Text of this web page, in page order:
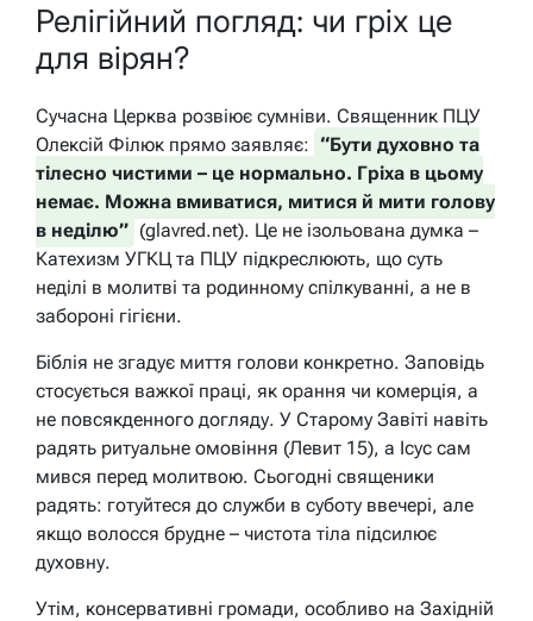
Релігійний погляд: чи гріх це
для вірян?
Сучасна Церква розвіює сумніви. Священник ПЦУ
Олексій Філюк прямо заявляє: “Бути духовно та
тілесно чистими – це нормально. Гріха в цьому
немає. Можна вмиватися, митися й мити голову
в неділю” (glavred.net). Це не ізольована думка –
Катехизм УГКЦ та ПЦУ підкреслюють, що суть
неділі в молитві та родинному спілкуванні, а не в
забороні гігієни.
Біблія не згадує миття голови конкретно. Заповідь
стосується важкої праці, як орання чи комерція, а
не повсякденного догляду. У Старому Завіті навіть
радять ритуальне омовіння (Левит 15), а Ісус сам
мився перед молитвою. Сьогодні священики
радять: готуйтеся до служби в суботу ввечері, але
якщо волосся брудне – чистота тіла підсилює
духовну.
Утім, консервативні громади, особливо на Західній